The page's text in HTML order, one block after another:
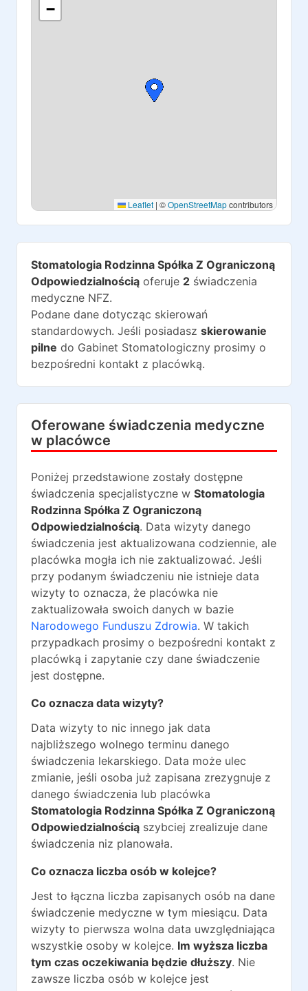
−
Leaflet | ©OpenStreetMapcontributors
Stomatologia Rodzinna Spółka Z Ograniczoną
Odpowiedzialnością oferuje 2 świadczenia
medyczne NFZ.
Podane dane dotycząc skierowań
standardowych. Jeśli posiadasz skierowanie
pilne do Gabinet Stomatologiczny prosimy o
bezpośredni kontakt z placówką.
Oferowane świadczenia medyczne
w placówce
Poniżej przedstawione zostały dostępne
świadczenia specjalistyczne w Stomatologia
Rodzinna Spółka Z Ograniczoną
Odpowiedzialnością. Data wizyty danego
świadczenia jest aktualizowana codziennie, ale
placówka mogła ich nie zaktualizować. Jeśli
przy podanym świadczeniu nie istnieje data
wizyty to oznacza, że placówka nie
zaktualizowała swoich danych w bazie
Narodowego Funduszu Zdrowia. W takich
przypadkach prosimy o bezpośredni kontakt z
placówką i zapytanie czy dane świadczenie
jest dostępne.
Co oznacza data wizyty?
Data wizyty to nic innego jak data
najbliższego wolnego terminu danego
świadczenia lekarskiego. Data może ulec
zmianie, jeśli osoba już zapisana zrezygnuje z
danego świadczenia lub placówka
Stomatologia Rodzinna Spółka Z Ograniczoną
Odpowiedzialnością szybciej zrealizuje dane
świadczenia niz planowała.
Co oznacza liczba osób w kolejce?
Jest to łączna liczba zapisanych osób na dane
świadczenie medyczne w tym miesiącu. Data
wizyty to pierwsza wolna data uwzględniająca
wszystkie osoby w kolejce. Im wyższa liczba
tym czas oczekiwania będzie dłuższy. Nie
zawsze liczba osób w kolejce jest